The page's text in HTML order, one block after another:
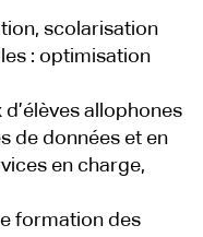
scolarisation
: optimisation
allophones
de données et en
en charge,
formation des